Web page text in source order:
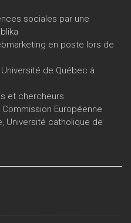
sociales par une
en poste lors de
de Québec à
et chercheurs
Européenne
Université catholique de